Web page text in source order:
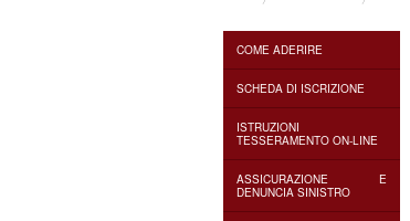
COME ADERIRE
SCHEDA DI ISCRIZIONE
ISTRUZIONI
TESSERAMENTO ON-LINE
ASSICURAZIONE E
DENUNCIA SINISTRO